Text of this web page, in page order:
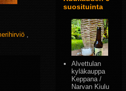
suosituinta
Alvettulan
kyläkauppa
Keppana /
Narvan Kiulu